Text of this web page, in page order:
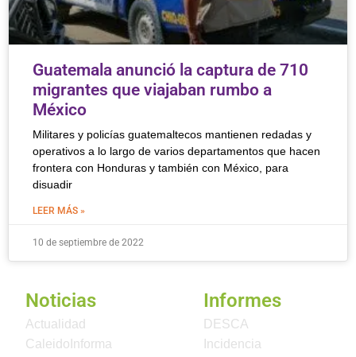
Guatemala anunció la captura de 710
migrantes que viajaban rumbo a
México
Militares y policías guatemaltecos mantienen redadas y
operativos a lo largo de varios departamentos que hacen
frontera con Honduras y también con México, para
disuadir
LEER MÁS »
10 de septiembre de 2022
Noticias
Actualidad
CaleidoInforma
Informes
DESCA
Incidencia